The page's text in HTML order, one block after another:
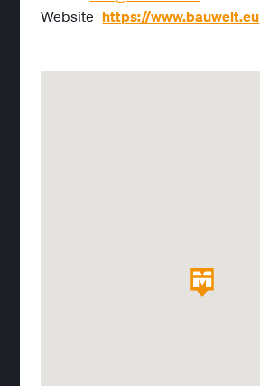
Website https://www.bauwelt.eu